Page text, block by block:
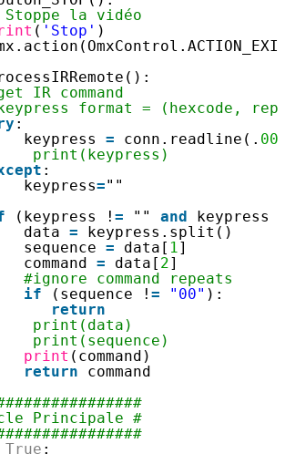
Stoppe la vidéo
( 'Stop' )
IR command
format = (hexcode,
:
keypress = conn.readline(.
print(keypress)
:
keypress=""
(keypress ! = "" and
keypress
data =
keypress.split()
sequence = data[ 1 ]
command = data[ 2]
#ignore command repeats
if
(sequence ! = "00" ):
return
print(data)
print(sequence)
print (command)
return
command
Principale #
True :